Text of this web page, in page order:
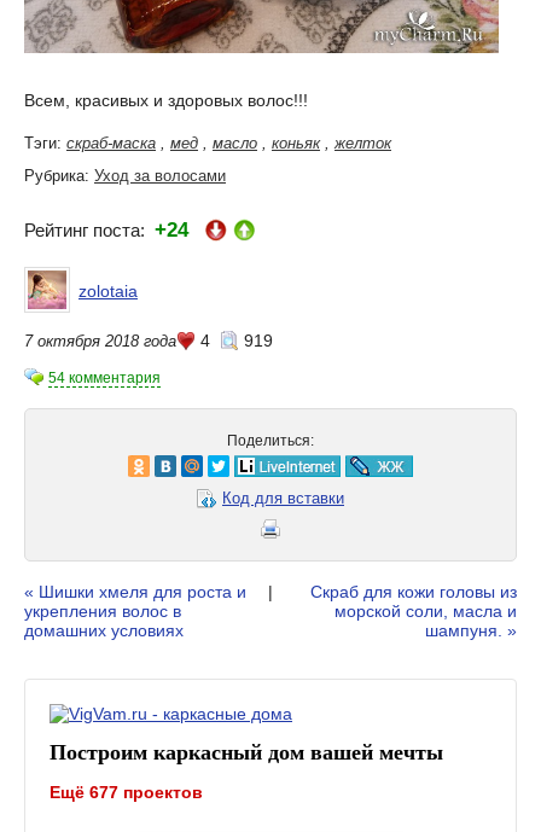
Всем, красивых и здоровых волос!!!
Тэги: скраб-маска , мед , масло , коньяк,желток
Рубрика: Уход за волосами
Рейтинг поста: +24
zolotaia
7 октября 2018 года 4 919
54 комментария
Поделиться:
Код для вставки
« Шишки хмеля для роста и
укрепления волос в
домашних условиях
|
Скраб для кожи головы из
морской соли, масла и
шампуня. »
Построим каркасный дом вашей мечты
Ещё 677 проектов